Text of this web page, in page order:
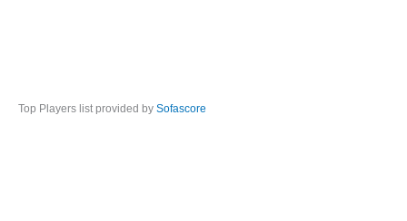
Top Players list provided by Sofascore